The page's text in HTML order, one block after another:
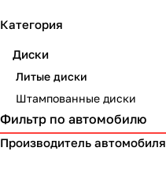
Категория
Диски
Литые диски
Штампованные диски
Фильтр по автомобилю
Производитель автомобиля